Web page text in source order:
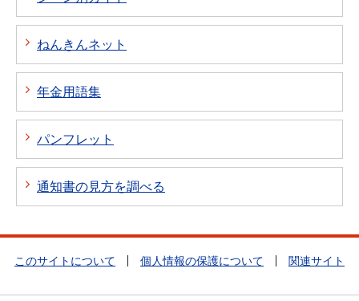
ねんきんネット
年金用語集
パンフレット
通知書の見方を調べる
このサイトについて 個人情報の保護について 関連サイト